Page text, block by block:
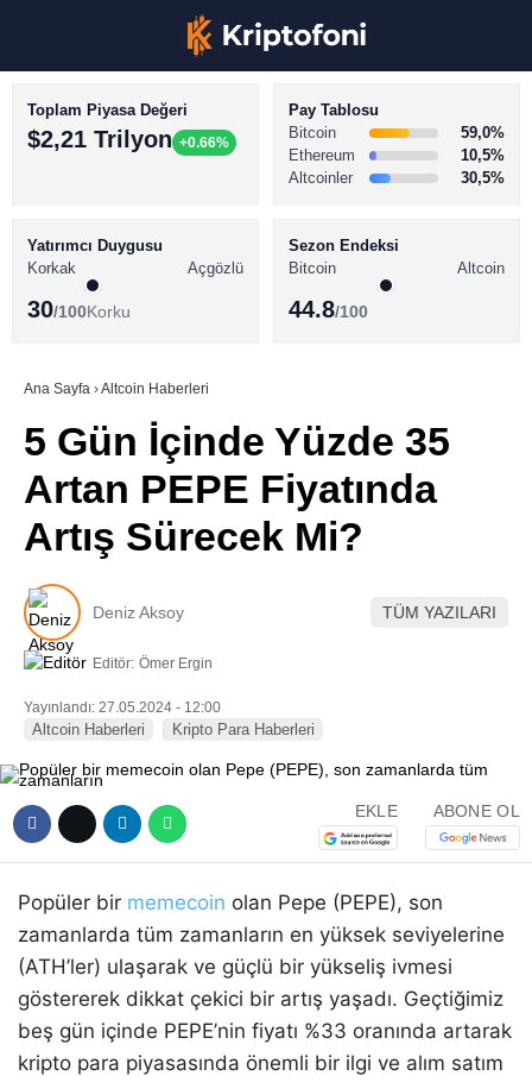
Youtube
TikTok
BİTCOİN HABERLERİ
ALTCOİN HABERLERİ
SÖZLÜK
Toplam Piyasa Değeri
$2,21 Trilyon +0.66%
Pay Tablosu
Bitcoin
59,0%
Ethereum
10,5%
Altcoinler
30,5%
Yatırımcı Duygusu
Korkak
Açgözlü
30/100Korku
Sezon Endeksi
Bitcoin
Altcoin
44.8/100
Ana Sayfa ›Altcoin Haberleri
5 Gün İçinde Yüzde 35
Artan PEPE Fiyatında
Artış Sürecek Mi?
Deniz Aksoy TÜM YAZILARI
Editör: Ömer Ergin
Yayınlandı: 27.05.2024 - 12:00
Altcoin Haberleri Kripto Para Haberleri
EKLE ABONE OL
Popüler bir memecoin olan Pepe (PEPE), son
zamanlarda tüm zamanların en yüksek seviyelerine
(ATH’ler) ulaşarak ve güçlü bir yükseliş ivmesi
göstererek dikkat çekici bir artış yaşadı. Geçtiğimiz
beş gün içinde PEPE’nin fiyatı %33 oranında artarak
kripto para piyasasında önemli bir ilgi ve alım satım